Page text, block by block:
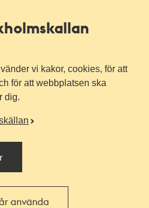
vi kakor, cookies, för att
för att webbplatsen ska
dig.
använda